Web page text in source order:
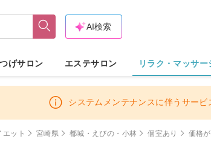
AI検索
げサロン エステサロン リラク・マッサー
システムメンテナンスに伴うサー
エット 宮崎県 都城・えびの・小林 個室あり 価格